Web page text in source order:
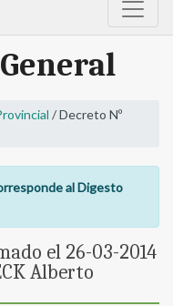
/ Decreto Nº
al Digesto
el 26-03-2014
Alberto